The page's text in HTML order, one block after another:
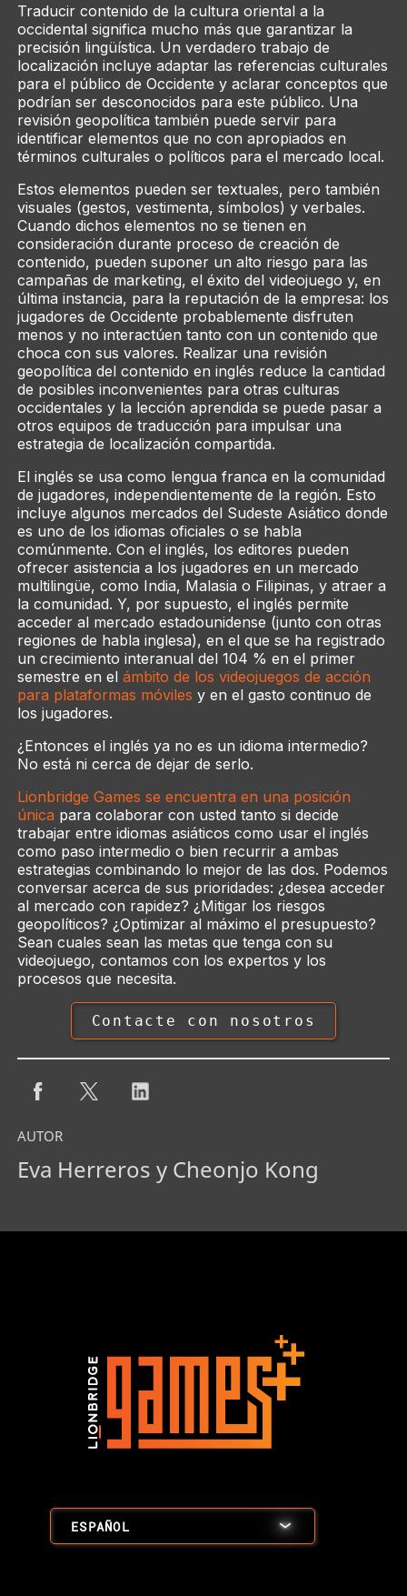
Traducir contenido de la cultura oriental a la
occidental significa mucho más que garantizar la
precisión lingüística. Un verdadero trabajo de
localización incluye adaptar las referencias culturales
para el público de Occidente y aclarar conceptos que
podrían ser desconocidos para este público. Una
revisión geopolítica también puede servir para
identificar elementos que no con apropiados en
términos culturales o políticos para el mercado local.
Estos elementos pueden ser textuales, pero también
visuales (gestos, vestimenta, símbolos) y verbales.
Cuando dichos elementos no se tienen en
consideración durante proceso de creación de
contenido, pueden suponer un alto riesgo para las
campañas de marketing, el éxito del videojuego y, en
última instancia, para la reputación de la empresa: los
jugadores de Occidente probablemente disfruten
menos y no interactúen tanto con un contenido que
choca con sus valores. Realizar una revisión
geopolítica del contenido en inglés reduce la cantidad
de posibles inconvenientes para otras culturas
occidentales y la lección aprendida se puede pasar a
otros equipos de traducción para impulsar una
estrategia de localización compartida.
El inglés se usa como lengua franca en la comunidad
de jugadores, independientemente de la región. Esto
incluye algunos mercados del Sudeste Asiático donde
es uno de los idiomas oficiales o se habla
comúnmente. Con el inglés, los editores pueden
ofrecer asistencia a los jugadores en un mercado
multilingüe, como India, Malasia o Filipinas, y atraer a
la comunidad. Y, por supuesto, el inglés permite
acceder al mercado estadounidense (junto con otras
regiones de habla inglesa), en el que se ha registrado
un crecimiento interanual del 104 % en el primer
semestre en el ámbito de los videojuegos de acción
para plataformas móviles y en el gasto continuo de
los jugadores.
¿Entonces el inglés ya no es un idioma intermedio?
No está ni cerca de dejar de serlo.
Lionbridge Games se encuentra en una posición
única para colaborar con usted tanto si decide
trabajar entre idiomas asiáticos como usar el inglés
como paso intermedio o bien recurrir a ambas
estrategias combinando lo mejor de las dos. Podemos
conversar acerca de sus prioridades: ¿desea acceder
al mercado con rapidez? ¿Mitigar los riesgos
geopolíticos? ¿Optimizar al máximo el presupuesto?
Sean cuales sean las metas que tenga con su
videojuego, contamos con los expertos y los
procesos que necesita.
Contacte con nosotros
AUTOR
Eva Herreros y Cheonjo Kong
ESPAÑOL